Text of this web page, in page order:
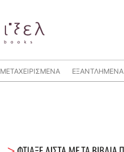
ΜΕΤΑΧΕΙΡΙΣΜΕΝΑ ΕΞΑΝΤΛΗΜΕΝΑ